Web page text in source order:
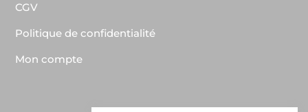
CGV
Politique de confidentialité
Mon compte